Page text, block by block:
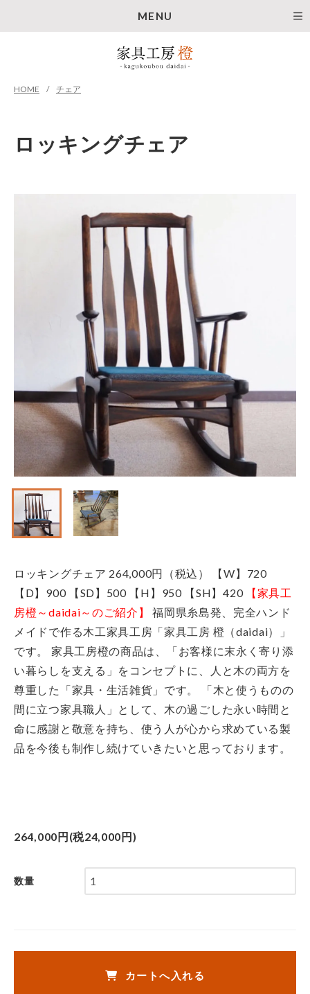
MENU
HOME チェア
ロッキングチェア
ロッキングチェア 264,000円（税込）
【W】720
【D】900 【SD】500 【H】950 【SH】420
【家具工
房橙～daidai～のご紹介】
福岡県糸島発、完全ハンド
メイドで作る木工家具工房「家具工房 橙（daidai）」
です。
家具工房橙の商品は、「お客様に末永く寄り添
い暮らしを支える」をコンセプトに、人と木の両方を
尊重した「家具・生活雑貨」です。
「木と使うものの
間に立つ家具職人」として、木の過ごした永い時間と
命に感謝と敬意を持ち、使う人が心から求めている製
品を今後も制作し続けていきたいと思っております。
264,000円(税24,000円)
数量
カートへ入れる